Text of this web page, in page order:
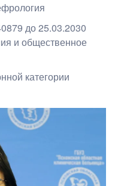
до25.03.2030
и общественное
категории